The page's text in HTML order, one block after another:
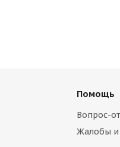
Помощь
Вопрос-
Жалобы и